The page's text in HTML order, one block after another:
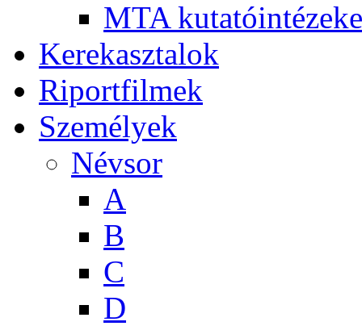
MTA
Kerekasztalok
Riportfilmek
Személyek
Névsor
A
B
C
D